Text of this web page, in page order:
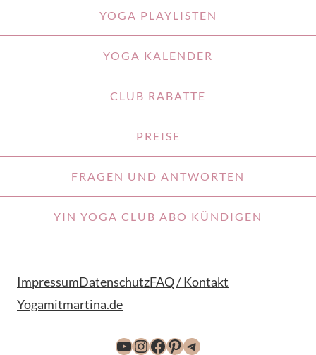
YOGA PLAYLISTEN
YOGA KALENDER
CLUB RABATTE
PREISE
FRAGEN UND ANTWORTEN
YIN YOGA CLUB ABO KÜNDIGEN
ImpressumDatenschutzFAQ / Kontakt
Yogamitmartina.de
YouTube
Instagram
Facebook
Pinterest
Telegram